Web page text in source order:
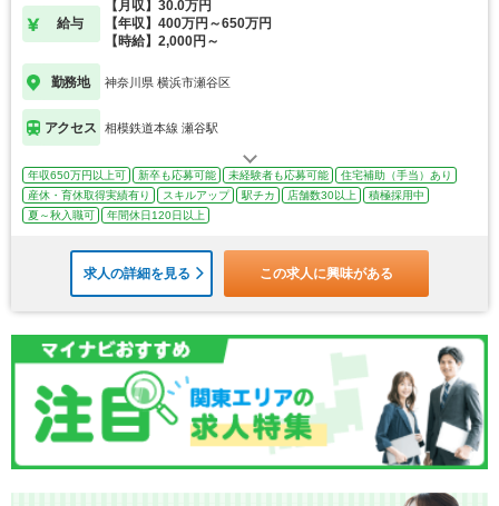
給与
【月収】30.0万円
【年収】400万円～650万円
【時給】2,000円～
勤務地 神奈川県 横浜市瀬谷区
アクセス 相模鉄道本線 瀬谷駅
年収650万円以上可 新卒も応募可能 未経験者も応募可能
住宅補助（手当）あり
産休・育休取得実績有り
スキルアップ 駅チカ 店舗数30以上
積極採用中
夏～秋入職可
年間休日120日以上
求人の詳細を見る この求人に興味がある